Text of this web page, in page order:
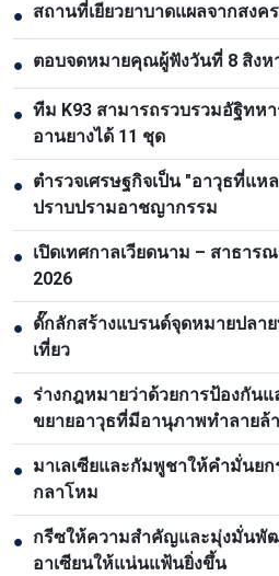
● สถานที่เยียวยาบาดแผลจากสงค
● ตอบจดหมายคุณผู้ฟังวันที่ 8 สิงห
● ทีม K93 สามารถรวบรวมอัฐิทห
อานยางได้ 11 ชุด
● ตำรวจเศรษฐกิจเป็น "อาวุธที่แ
ปราบปรามอาชญากรรม
● เปิดเทศกาลเวียดนาม – สาธาร
2026
● ดั๊กลักสร้างแบรนด์จุดหมายปล
เที่ยว
● ร่างกฎหมายว่าด้วยการป้องกัน
ขยายอาวุธที่มีอานุภาพทำลายล้
หลัก
● มาเลเซียและกัมพูชาให้คำมั่นย
กลาโหม
● กรีซให้ความสำคัญและมุ่งมั่นพั
อาเซียนให้แน่นแฟ้นยิ่งขึ้น